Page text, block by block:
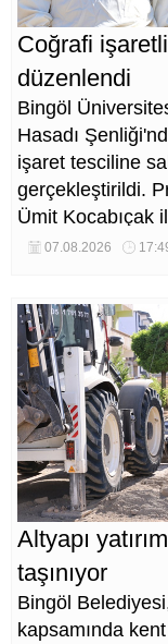
Coğrafi
düzenlendi
Bingöl
Hasadı
işaret tesciline
gerçekleştirildi.
Ümit Kocabıçak
katıldı.
07.08.2026
Altyapı
taşınıyor
Bingöl
kapsamında